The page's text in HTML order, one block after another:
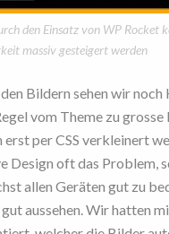
den Einsatz von WP Rocket
massiv gesteigert werden
Bildern sehen wir
vom Theme zu grosse
erst per CSS verkleinert
Design oft das Problem,
allen Geräten gut zu
aussehen. Wir hatten